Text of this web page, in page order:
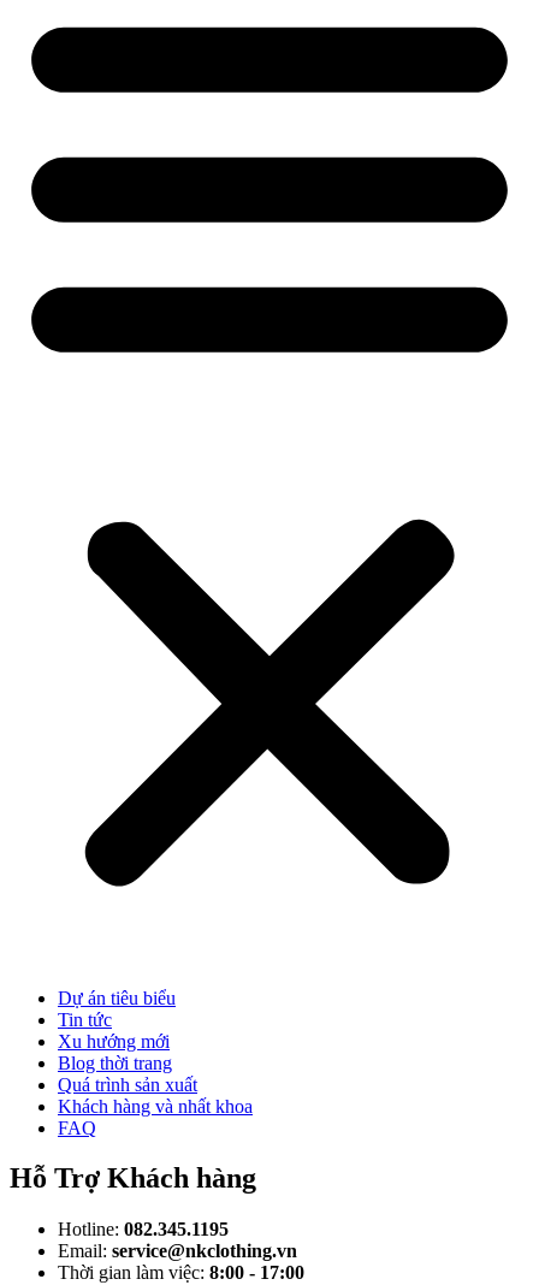
Dự án tiêu biểu
Tin tức
Xu hướng mới
Blog thời trang
Quá trình sản xuất
Khách hàng và nhất khoa
FAQ
Hỗ Trợ Khách hàng
Hotline: 082.345.1195
Email: service@nkclothing.vn
Thời gian làm việc: 8:00 - 17:00